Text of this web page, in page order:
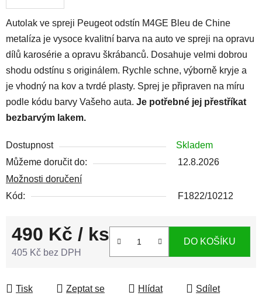
Autolak ve spreji Peugeot odstín M4GE Bleu de Chine
metalíza je vysoce kvalitní barva na auto ve spreji na opravu
dílů karosérie a opravu škrábanců. Dosahuje velmi dobrou
shodu odstínu s originálem. Rychle schne, výborně kryje a
je vhodný na kov a tvrdé plasty. Sprej je připraven na míru
podle kódu barvy Vašeho auta. Je potřebné jej přestříkat
bezbarvým lakem.
Dostupnost
Skladem
Můžeme doručit do:
12.8.2026
Možnosti doručení
Kód:
F1822/10212
490 Kč / ks
405 Kč bez DPH
DO KOŠÍKU
Tisk Zeptat se Hlídat Sdílet